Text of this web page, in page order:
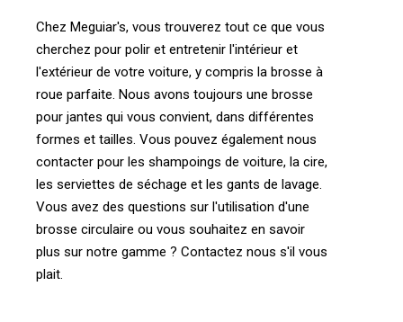
Chez Meguiar's, vous trouverez tout ce que vous
cherchez pour polir et entretenir l'intérieur et
l'extérieur de votre voiture, y compris la brosse à
roue parfaite. Nous avons toujours une brosse
pour jantes qui vous convient, dans différentes
formes et tailles. Vous pouvez également nous
contacter pour les shampoings de voiture, la cire,
les serviettes de séchage et les gants de lavage.
Vous avez des questions sur l'utilisation d'une
brosse circulaire ou vous souhaitez en savoir
plus sur notre gamme ? Contactez nous s'il vous
plait.